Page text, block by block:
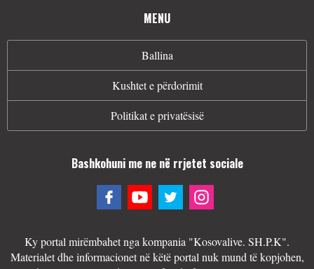
MENU
Ballina
Kushtet e përdorimit
Politikat e privatësisë
Bashkohuni me ne në rrjetet sociale
Ky portal mirëmbahet nga kompania "Kosovalive. SH.P.K".
Materialet dhe informacionet në këtë portal nuk mund të kopjohen,